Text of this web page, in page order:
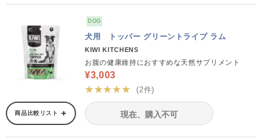
DOG
犬用 トッパー グリーントライプ ラム
KIWI KITCHENS
お腹の健康維持におすすめな天然サプリメント
¥3,003
★★★★★
(2件)
商品比較リスト 現在、購入不可